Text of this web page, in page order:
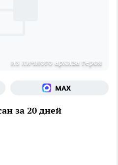
из личного архива героя
за 20 дней